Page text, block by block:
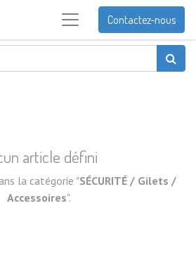
Contactez-nous
article défini
la catégorie "SÉCURITÉ / Gilets /
Accessoires".